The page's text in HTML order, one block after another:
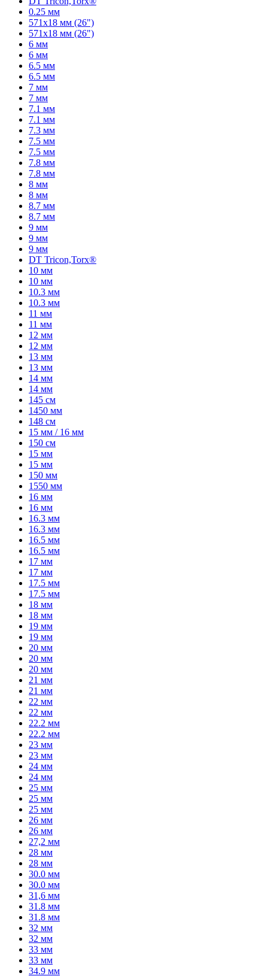
0.25 мм
571x18 мм (26")
571x18 мм (26")
6 мм
6 мм
6.5 мм
6.5 мм
7 мм
7 мм
7.1 мм
7.1 мм
7.3 мм
7.5 мм
7.5 мм
7.8 мм
7.8 мм
8 мм
8 мм
8.7 мм
8.7 мм
9 мм
9 мм
9 мм
DT Tricon,Torx®
10 мм
10 мм
10.3 мм
10.3 мм
11 мм
11 мм
12 мм
12 мм
13 мм
13 мм
14 мм
14 мм
145 см
1450 мм
148 см
15 мм / 16 мм
150 см
15 мм
15 мм
150 мм
1550 мм
16 мм
16 мм
16.3 мм
16.3 мм
16.5 мм
16.5 мм
17 мм
17 мм
17.5 мм
17.5 мм
18 мм
18 мм
19 мм
19 мм
20 мм
20 мм
20 мм
21 мм
21 мм
22 мм
22 мм
22.2 мм
22.2 мм
23 мм
23 мм
24 мм
24 мм
25 мм
25 мм
25 мм
26 мм
26 мм
27,2 мм
28 мм
28 мм
30.0 мм
30.0 мм
31,6 мм
31.8 мм
31.8 мм
32 мм
32 мм
33 мм
33 мм
34.9 мм